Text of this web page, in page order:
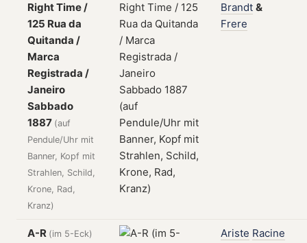
Right Time /
125 Rua da
Quitanda /
Marca
Registrada /
Janeiro
Sabbado
1887 (auf
Pendule/Uhr mit
Banner, Kopf mit
Strahlen, Schild,
Krone, Rad,
Kranz)
Brandt &
Frere
A-R (im 5-Eck) Ariste Racine